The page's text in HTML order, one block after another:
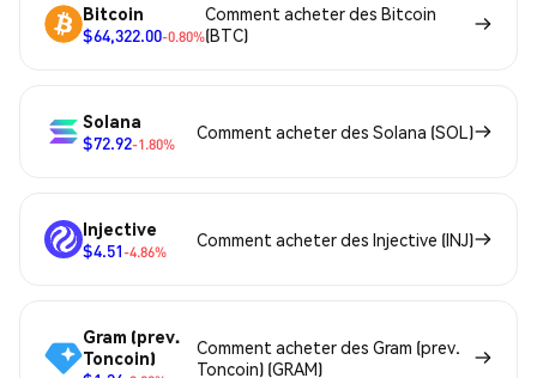
Bitcoin
$64,322.00-0.80%
Comment acheter des Bitcoin
(BTC)
Solana
$72.92-1.80%
Comment acheter des Solana (SOL)
Injective
$4.51-4.86%
Comment acheter des Injective (INJ)
Gram (prev.
Toncoin)
Comment acheter des Gram (prev.
Toncoin) (GRAM)